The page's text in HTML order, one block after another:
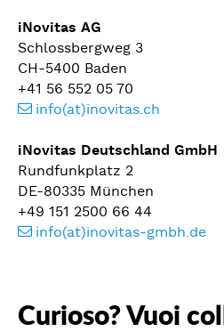
iNovitas AG
Schlossbergweg 3
CH-5400 Baden
+41 56 552 05 70
info(at)inovitas.ch
iNovitas Deutschland GmbH
Rundfunkplatz 2
DE-80335 München
+49 151 2500 66 44
info(at)inovitas-gmbh.de
Curioso? Vuoi